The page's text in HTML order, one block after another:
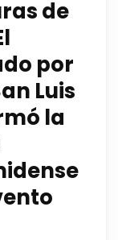
de
por
Luis
la